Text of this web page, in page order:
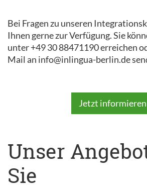
Bei Fragen zu unseren
Ihnen gerne zur Verfügung. Sie
unter +49 30 88471190 erreichen
Mail an info@inlingua-berlin.de
Jetzt informieren
Unser
Sie